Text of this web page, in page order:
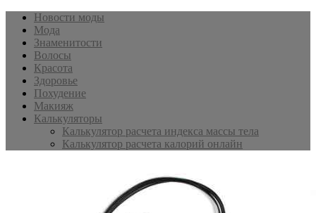
Новости моды
Мода
Знаменитости
Волосы
Красота
Здоровье
Похудение
Макияж
Калькуляторы
Калькулятор расчета индекса массы тела
Калькулятор расчета калорий онлайн